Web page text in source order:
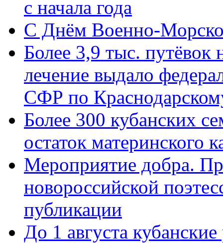
с начала года
C Днём Военно-
Более 3,9 тыс. путёвок
лечение выдало
СФР по
Более 300 кубанских
остаток материнского
Мероприятие добра.
новороссийской
публикации
До 1 августа